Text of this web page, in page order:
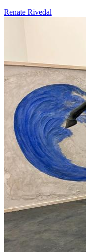
Renate Rivedal